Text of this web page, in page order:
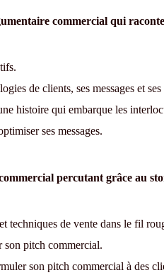
commercial qui
de clients, ses messages et
histoire qui embarque les
ses messages.
percutant grâce au
techniques de vente dans le fil
son pitch commercial.
son pitch commercial à des